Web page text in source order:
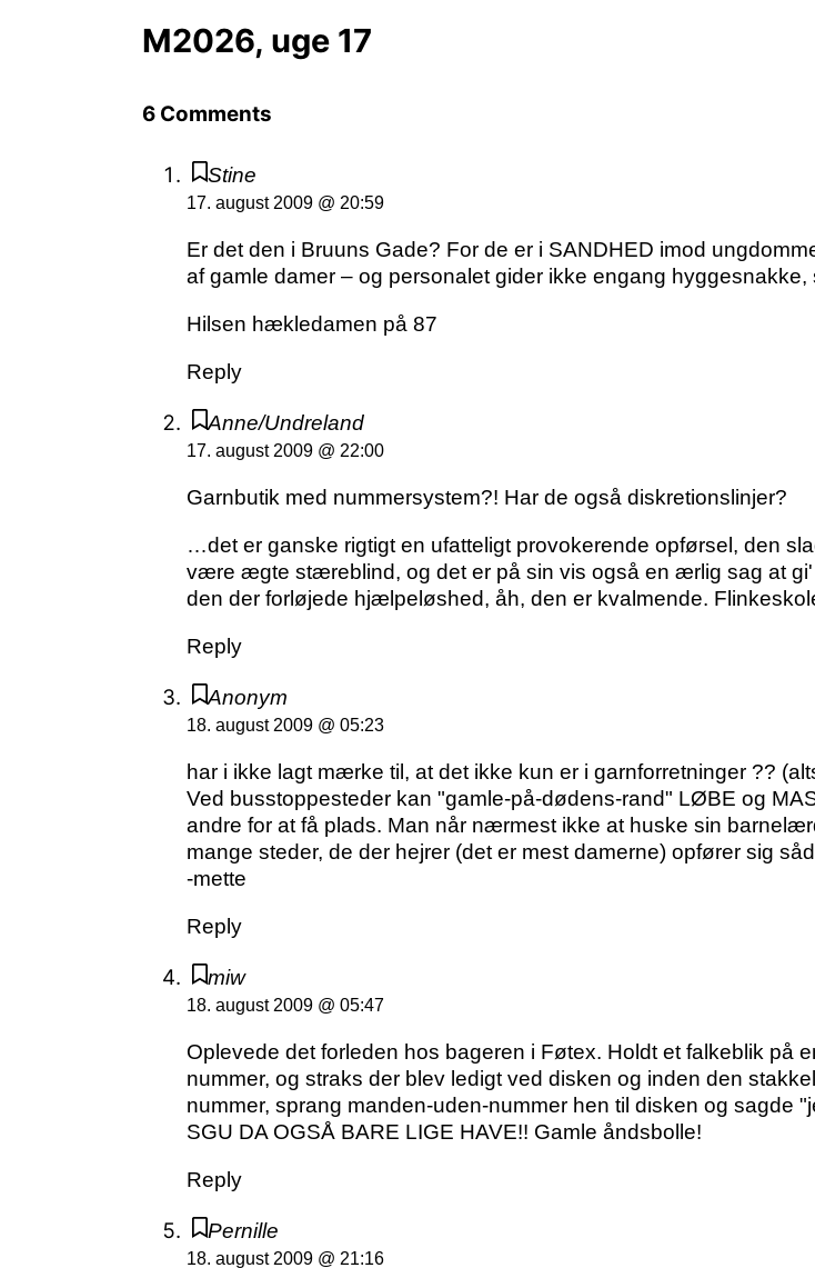
M2026, uge 17
6 Comments
Stine
17. august 2009 @ 20:59
Er det den i Bruuns Gade? For de er i SANDHED imod
af gamle damer – og personalet gider ikke engang
Hilsen hækledamen på 87
Reply
Anne/Undreland
17. august 2009 @ 22:00
Garnbutik med nummersystem?! Har de også diskretionslinjer?
…det er ganske rigtigt en ufatteligt provokerende opførsel, den
være ægte stæreblind, og det er på sin vis også en ærlig sag at
den der forløjede hjælpeløshed, åh, den er kvalmende.
Reply
Anonym
18. august 2009 @ 05:23
har i ikke lagt mærke til, at det ikke kun er i garnforretninger ??
Ved busstoppesteder kan "gamle-på-dødens-rand" LØBE og
andre for at få plads. Man når nærmest ikke at huske sin
mange steder, de der hejrer (det er mest damerne) opfører sig
-mette
Reply
miw
18. august 2009 @ 05:47
Oplevede det forleden hos bageren i Føtex. Holdt et falkeblik på
nummer, og straks der blev ledigt ved disken og inden den
nummer, sprang manden-uden-nummer hen til disken og sagde
SGU DA OGSÅ BARE LIGE HAVE!! Gamle åndsbolle!
Reply
Pernille
18. august 2009 @ 21:16